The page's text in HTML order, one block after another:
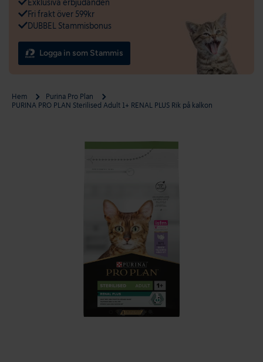
Exklusiva erbjudanden
Fri frakt över 599kr
DUBBEL Stammisbonus
Logga in som Stammis
Hem
Purina Pro Plan
PURINA PRO PLAN Sterilised Adult 1+ RENAL PLUS Rik på kalkon